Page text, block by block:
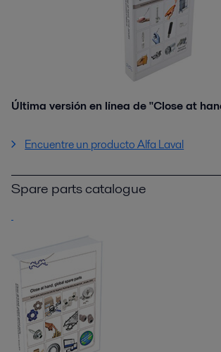
Última versión en línea de "Close at
Encuentre un producto Alfa Laval
Spare parts catalogue